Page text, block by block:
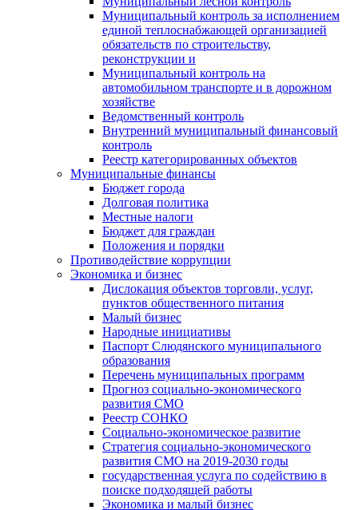
Муниципальный контроль за исполнением
единой теплоснабжающей организацией
обязательств по строительству,
реконструкции и
Муниципальный контроль на
автомобильном транспорте и в дорожном
хозяйстве
Ведомственный контроль
Внутренний муниципальный финансовый
контроль
Реестр категорированных объектов
Муниципальные финансы
Бюджет города
Долговая политика
Местные налоги
Бюджет для граждан
Положения и порядки
Противодействие коррупции
Экономика и бизнес
Дислокация объектов торговли, услуг,
пунктов общественного питания
Малый бизнес
Народные инициативы
Паспорт Слюдянского муниципального
образования
Перечень муниципальных программ
Прогноз социально-экономического
развития СМО
Реестр СОНКО
Социально-экономическое развитие
Стратегия социально-экономического
развития СМО на 2019-2030 годы
государственная услуга по содействию в
поиске подходящей работы
Экономика и малый бизнес